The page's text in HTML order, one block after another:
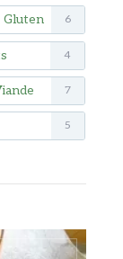
Gluten 6
4
7
5